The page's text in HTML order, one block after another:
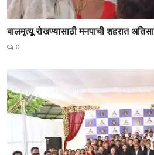
बालमृत्यू रोखण्यासाठी मनपाची शहरात
0